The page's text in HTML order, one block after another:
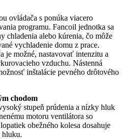
ovládača s ponúka viacero
programu. Fancoil jednotka sa
chladenia alebo kúrenia, čo môže
vychladenie domu z prace.
je možné, nastavovať intenzitu a
vzduchu. Nástenná
inštalácie pevného drôtového
chodom
stupeň prúdenia a nízky hluk
motoru ventilátora so
obežného kolesa dosahuje